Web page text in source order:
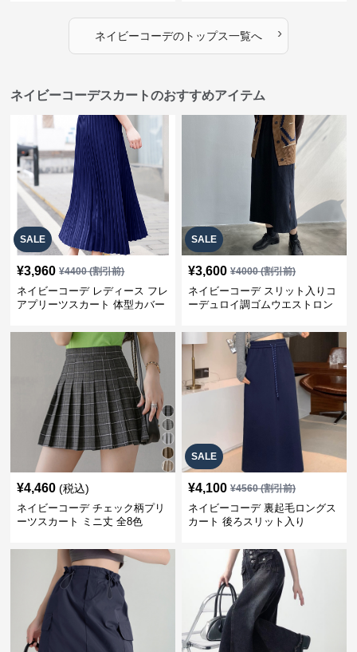
ネイビーコーデのトップス一覧へ ›
ネイビーコーデスカートのおすすめアイテム
SALE
¥3,960 ¥4400(割引前)
ネイビーコーデ レディース フレ
アプリーツスカート 体型カバー
ト
SALE
¥3,600 ¥4000(割引前)
ネイビーコーデ スリット入りコ
ーデュロイ調ゴムウエストロン
¥4,460 (税込)
ネイビーコーデ チェック柄プリ
ーツスカート ミニ丈 全8色
SALE
¥4,100 ¥4560(割引前)
ネイビーコーデ 裏起毛ロングス
カート 後ろスリット入り